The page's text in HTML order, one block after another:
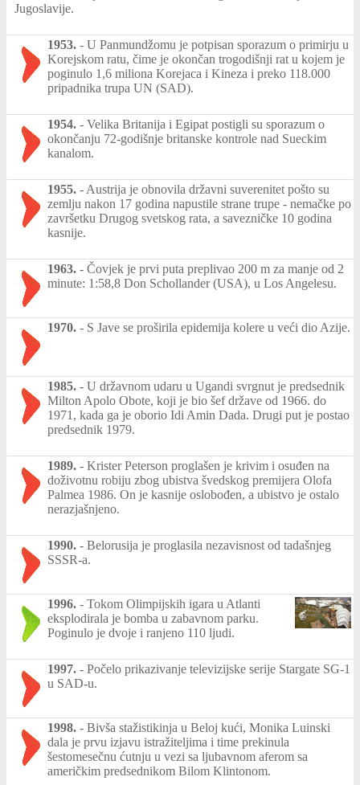
Jugoslavije.
1953. - U Panmundžomu je potpisan sporazum o primirju u
Korejskom ratu, čime je okončan trogodišnji rat u kojem je
poginulo 1,6 miliona Korejaca i Kineza i preko 118.000
pripadnika trupa UN (SAD).
1954. - Velika Britanija i Egipat postigli su sporazum o
okončanju 72-godišnje britanske kontrole nad Sueckim
kanalom.
1955. - Austrija je obnovila državni suverenitet pošto su
zemlju nakon 17 godina napustile strane trupe - nemačke po
završetku Drugog svetskog rata, a savezničke 10 godina
kasnije.
1963. - Čovjek je prvi puta preplivao 200 m za manje od 2
minute: 1:58,8 Don Schollander (USA), u Los Angelesu.
1970. - S Jave se proširila epidemija kolere u veći dio Azije.
1985. - U državnom udaru u Ugandi svrgnut je predsednik
Milton Apolo Obote, koji je bio šef države od 1966. do
1971, kada ga je oborio Idi Amin Dada. Drugi put je postao
predsednik 1979.
1989. - Krister Peterson proglašen je krivim i osuđen na
doživotnu robiju zbog ubistva švedskog premijera Olofa
Palmea 1986. On je kasnije oslobođen, a ubistvo je ostalo
nerazjašnjeno.
1990. - Belorusija je proglasila nezavisnost od tadašnjeg
SSSR-a.
1996. - Tokom Olimpijskih igara u Atlanti
eksplodirala je bomba u zabavnom parku.
Poginulo je dvoje i ranjeno 110 ljudi.
1997. - Počelo prikazivanje televizijske serije Stargate SG-1
u SAD-u.
1998. - Bivša stažistikinja u Beloj kući, Monika Luinski
dala je prvu izjavu istražiteljima i time prekinula
šestomesečnu ćutnju u vezi sa ljubavnom aferom sa
američkim predsednikom Bilom Klintonom.